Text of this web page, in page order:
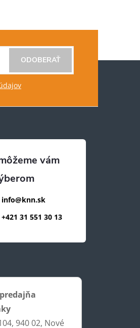
ODOBERAŤ
info@knn.sk
+421 31 551 30 13
940 02, Nové